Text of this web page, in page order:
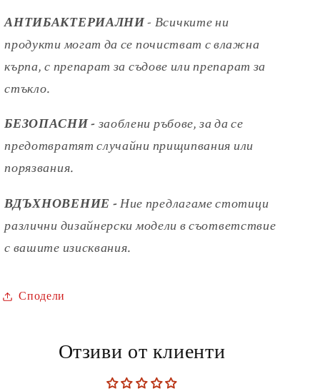
АНТИБАКТЕРИАЛНИ- Всичките ни
продукти могат да се почистват с влажна
кърпа, с препарат за съдове или препарат за
стъкло.
БЕЗОПАСНИ - заоблени ръбове, за да се
предотвратят случайни прищипвания или
порязвания.
ВДЪХНОВЕНИЕ -Ние предлагаме стотици
различни дизайнерски модели в съответствие
с вашите изисквания.
Сподели
Отзиви от клиенти